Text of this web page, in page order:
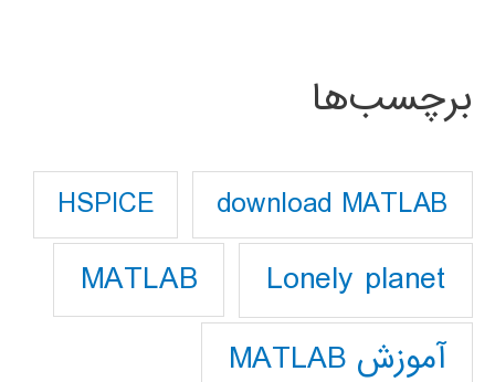
برچسب‌ها
download MATLAB
HSPICE
Lonely planet
MATLAB
آموزش MATLAB